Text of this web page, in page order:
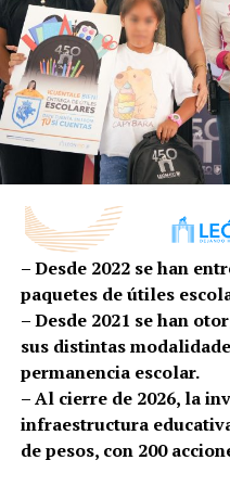
“Estamos por concluir
año, y que
lo cual proyectamos
superior a los 786
por ciento más que en
se beneficiarán a más
colonias, con
fortalezcan el tejido
Por su parte, Mauricio
Consumo indicó que el
comercio local con el
se rotarán cada semana.
“Se estarían instalando
– Desde 2022 se han
paquetes de útiles
– Desde 2021 se han
sus distintas
permanencia escolar.
– Al cierre de 2026, la
infraestructura
de pesos, con 200